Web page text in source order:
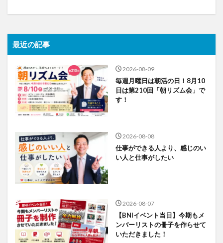
最近の記事
2026-08-09
毎週月曜日は朝活の日！8月10
日は第210回「朝リズム会」で
す！
2026-08-08
仕事ができる人より、感じのい
い人と仕事がしたい
2026-08-07
【BNIイベント当日】今期もメ
ンバーリストの冊子を作らせて
いただきました！